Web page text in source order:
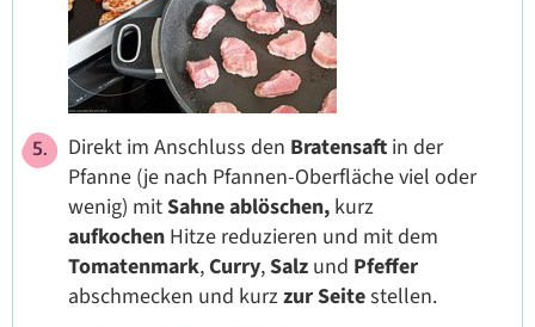
Direkt im Anschluss den Bratensaft in der
Pfanne (je nach Pfannen-Oberfläche viel oder
wenig) mitSahneablöschen, kurz
aufkochen Hitze reduzieren und mit dem
Tomatenmark,Curry,Salz und Pfeffer
abschmecken und kurzzur Seitestellen.